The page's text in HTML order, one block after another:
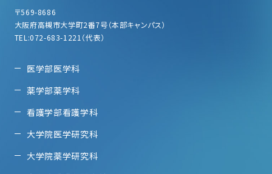
〒569-8686
大阪府高槻市大学町2番7号（本部キャンパス）
TEL:072-683-1221（代表）
医学部医学科
薬学部薬学科
看護学部看護学科
大学院医学研究科
大学院薬学研究科